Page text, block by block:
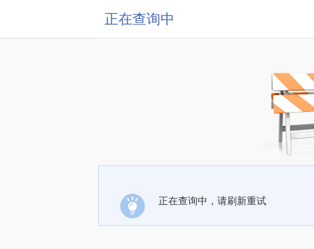
正在查询中
正在查询中，请刷新重试